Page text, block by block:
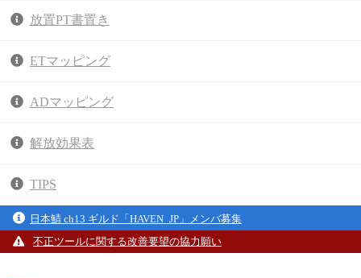
放置PT書置き
ETマッピング
ADマッピング
解放効果表
TIPS
日本鯖 ch13 ギルド「HAVEN_JP」メンバ募集
不正ツールに関する改善要望の協力願い